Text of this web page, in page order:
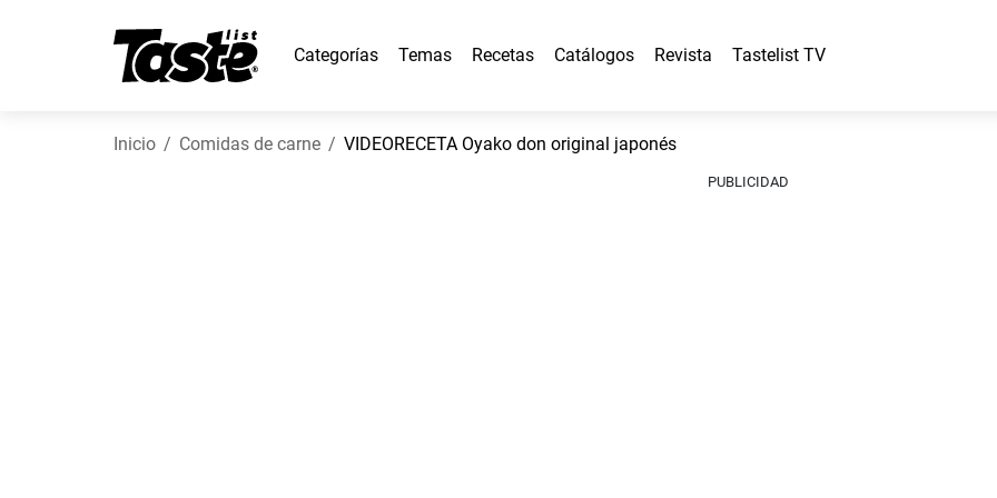
Categorías Temas Recetas Catálogos Revista Tastelist TV
Inicio Comidas de carne VIDEORECETA Oyako don original japonés
PUBLICIDAD